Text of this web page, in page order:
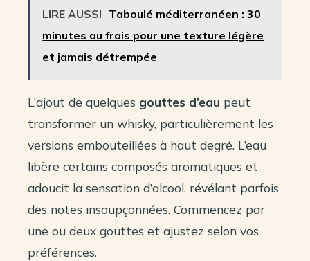
LIRE AUSSI Taboulé méditerranéen : 30
minutes au frais pour une texture légère
et jamais détrempée
L’ajout de quelques gouttes d’eau peut
transformer un whisky, particulièrement les
versions embouteillées à haut degré. L’eau
libère certains composés aromatiques et
adoucit la sensation d’alcool, révélant parfois
des notes insoupçonnées. Commencez par
une ou deux gouttes et ajustez selon vos
préférences.